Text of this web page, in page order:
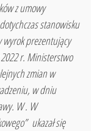
z umowy
stanowisku
prezentujący
r. Ministerstwo
zmian w
w dniu
W . W
ukazał się